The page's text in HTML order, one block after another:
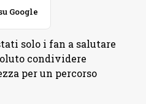
Google
solo i fan a salutare
condividere
per un percorso